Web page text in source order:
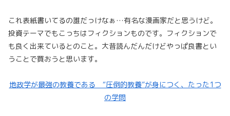
これ表紙書いてるの誰だっけなぁ…有名な漫画家だと思うけど。
投資テーマでもこっちはフィクションものです。フィクションで
も良く出来ているとのこと。大昔読んだんだけどやっぱ良書とい
うことで買おうと思います。
地政学が最強の教養である “圧倒的教養”が身につく、たった1つ
の学問